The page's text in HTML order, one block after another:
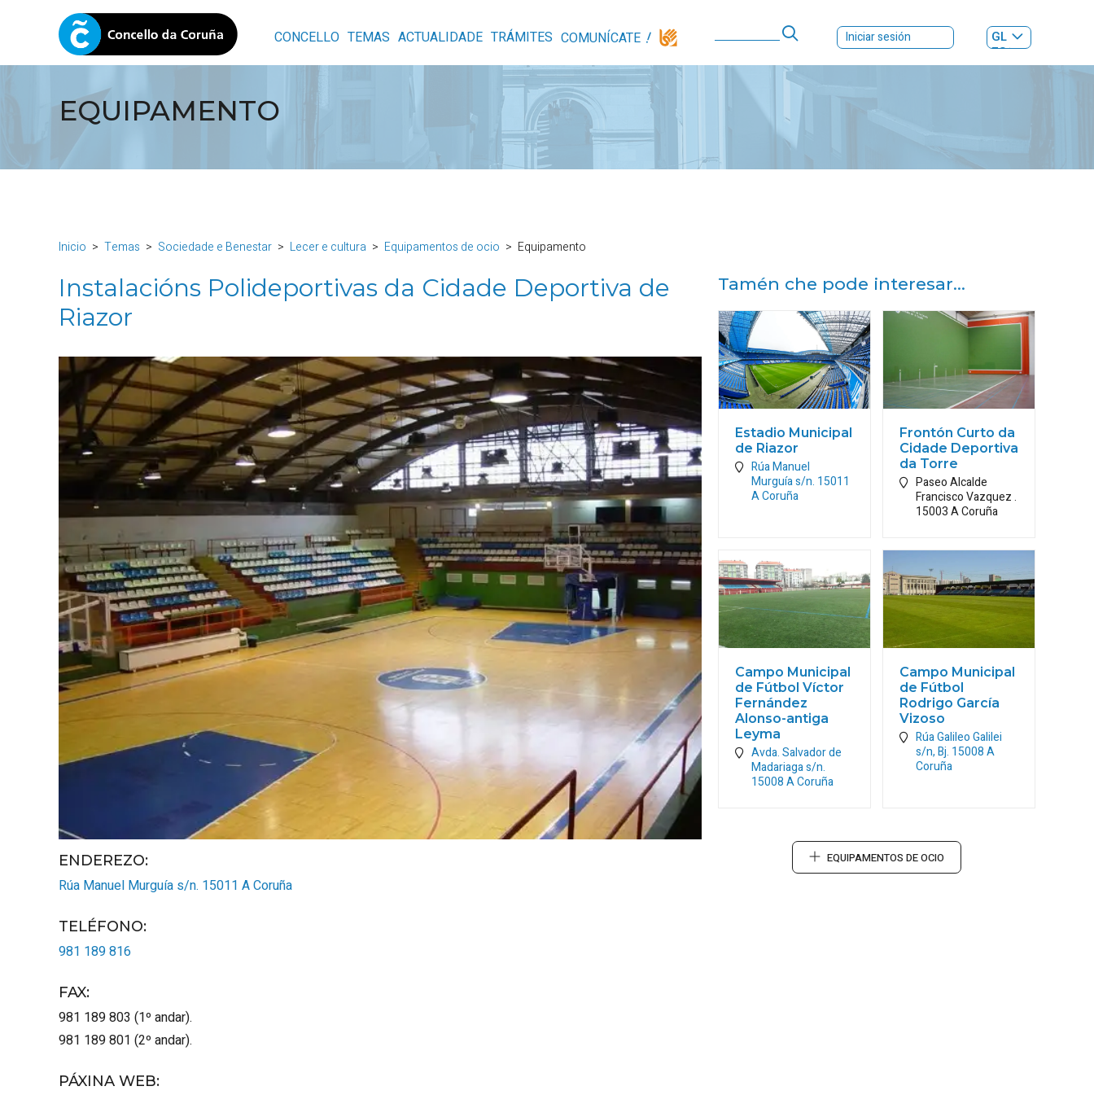
CONCELLO TEMAS ACTUALIDADE TRÁMITES COMUNÍCATE Iniciar sesión
GL
ES|
EQUIPAMENTO
Inicio Temas Sociedade e Benestar Lecer e cultura Equipamentos de ocio Equipamento
Instalacións Polideportivas da Cidade Deportiva de
Riazor
ENDEREZO:
Rúa Manuel Murguía s/n. 15011 A Coruña
TELÉFONO:
981 189 816
FAX:
981 189 803 (1º andar).
981 189 801 (2º andar).
PÁXINA WEB:
Tamén che pode interesar...
Estadio Municipal
de Riazor
Rúa Manuel
Murguía s/n. 15011
A Coruña
Frontón Curto da
Cidade Deportiva
da Torre
Paseo Alcalde
Francisco Vazquez .
15003A Coruña
Campo Municipal
de Fútbol Víctor
Fernández
Alonso-antiga
Leyma
Avda. Salvador de
Madariaga s/n.
15008A Coruña
Campo Municipal
de Fútbol
Rodrigo García
Vizoso
Rúa Galileo Galilei
s/n, Bj. 15008A
Coruña
EQUIPAMENTOS DE OCIO